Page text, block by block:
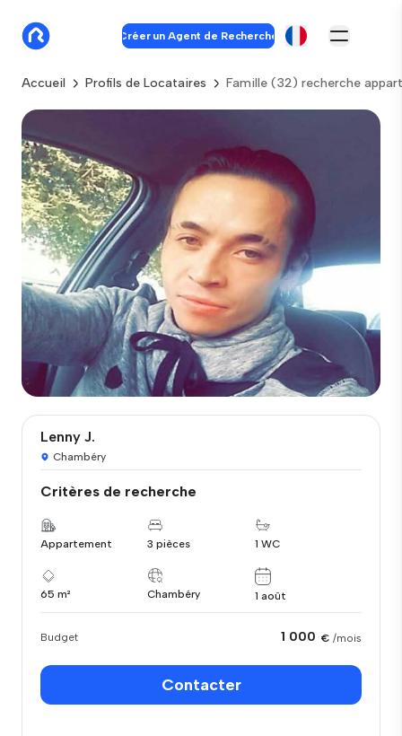
Créer un Agent de Recherche
Accueil Profils de Locataires Famille (32) recherche
Lenny J.
Chambéry
Critères de recherche
Appartement 3 pièces 1 WC
65 m² Chambéry 1 août
Budget 1 000 € /mois
Contacter